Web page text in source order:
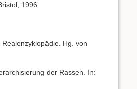
1996.
Hg. von
der Rassen. In: